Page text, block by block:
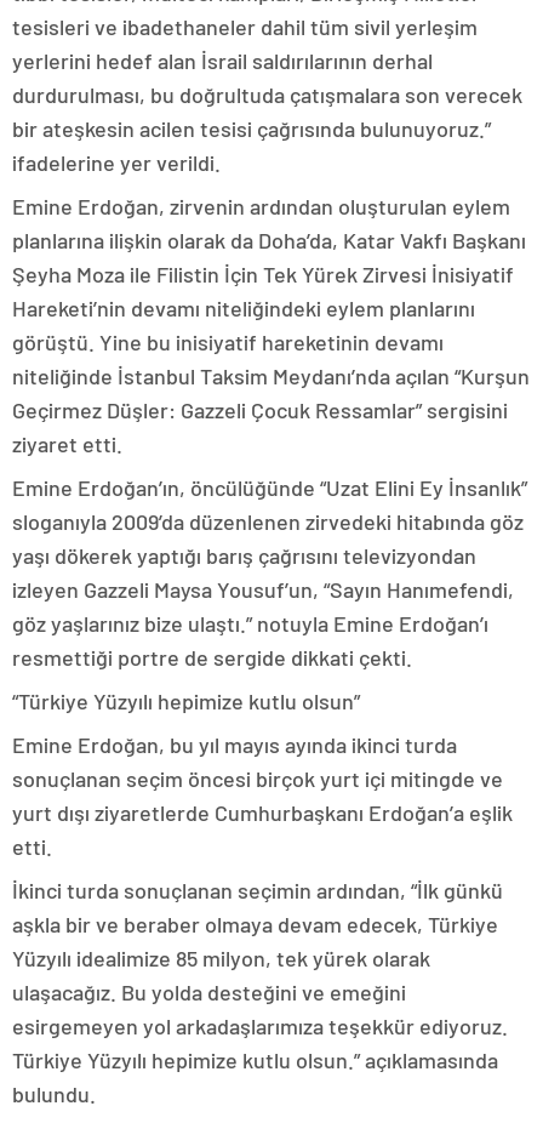
tesisleri ve ibadethaneler dahil tüm sivil yerleşim
yerlerini hedef alan İsrail saldırılarının derhal
durdurulması, bu doğrultuda çatışmalara son verecek
bir ateşkesin acilen tesisi çağrısında bulunuyoruz.”
ifadelerine yer verildi.
Emine Erdoğan, zirvenin ardından oluşturulan eylem
planlarına ilişkin olarak da Doha’da, Katar Vakfı Başkanı
Şeyha Moza ile Filistin İçin Tek Yürek Zirvesi İnisiyatif
Hareketi’nin devamı niteliğindeki eylem planlarını
görüştü. Yine bu inisiyatif hareketinin devamı
niteliğinde İstanbul Taksim Meydanı’nda açılan “Kurşun
Geçirmez Düşler: Gazzeli Çocuk Ressamlar” sergisini
ziyaret etti.
Emine Erdoğan’ın, öncülüğünde “Uzat Elini Ey İnsanlık”
sloganıyla 2009’da düzenlenen zirvedeki hitabında göz
yaşı dökerek yaptığı barış çağrısını televizyondan
izleyen Gazzeli Maysa Yousuf’un, “Sayın Hanımefendi,
göz yaşlarınız bize ulaştı.” notuyla Emine Erdoğan’ı
resmettiği portre de sergide dikkati çekti.
“Türkiye Yüzyılı hepimize kutlu olsun”
Emine Erdoğan, bu yıl mayıs ayında ikinci turda
sonuçlanan seçim öncesi birçok yurt içi mitingde ve
yurt dışı ziyaretlerde Cumhurbaşkanı Erdoğan’a eşlik
etti.
İkinci turda sonuçlanan seçimin ardından, “İlk günkü
aşkla bir ve beraber olmaya devam edecek, Türkiye
Yüzyılı idealimize 85 milyon, tek yürek olarak
ulaşacağız. Bu yolda desteğini ve emeğini
esirgemeyen yol arkadaşlarımıza teşekkür ediyoruz.
Türkiye Yüzyılı hepimize kutlu olsun.” açıklamasında
bulundu.